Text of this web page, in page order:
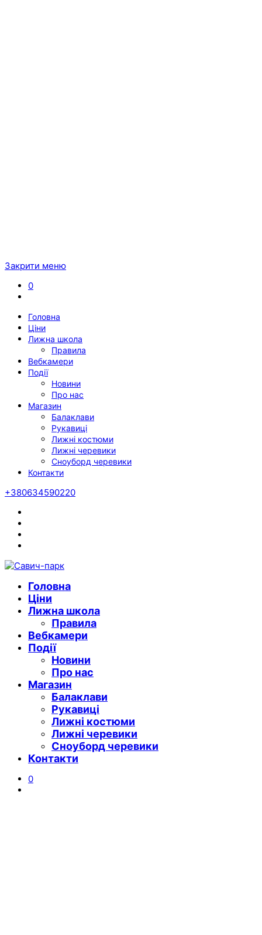
Закрити меню
0
Головна
Ціни
Лижна школа
Правила
Вебкамери
Події
Новини
Про нас
Магазин
Балаклави
Рукавиці
Лижні костюми
Лижні черевики
Сноуборд черевики
Контакти
+380634590220
Головна
Ціни
Лижна школа
Правила
Вебкамери
Події
Новини
Про нас
Магазин
Балаклави
Рукавиці
Лижні костюми
Лижні черевики
Сноуборд черевики
Контакти
0